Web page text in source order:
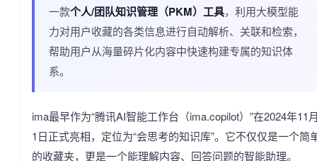
一款个人/团队知识管理（PKM）工具，利用大模型能
力对用户收藏的各类信息进行自动解析、关联和检索，
帮助用户从海量碎片化内容中快速构建专属的知识体
系。
ima最早作为“腾讯AI智能工作台（ima.copilot）”在2024年11
1日正式亮相，定位为“会思考的知识库”。它不仅仅是一个简
的收藏夹，更是一个能理解内容、回答问题的智能助理。